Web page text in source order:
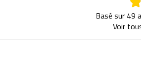
Basé sur 49
Voir